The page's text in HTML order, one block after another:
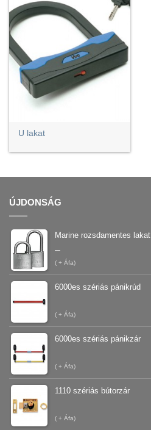
U lakat
ÚJDONSÁG
Marine rozsdamentes lakat
–
( + Áfa)
6000es szériás pánikrúd
( + Áfa)
6000es szériás pánikzár
( + Áfa)
1110 szériás bútorzár
( + Áfa)